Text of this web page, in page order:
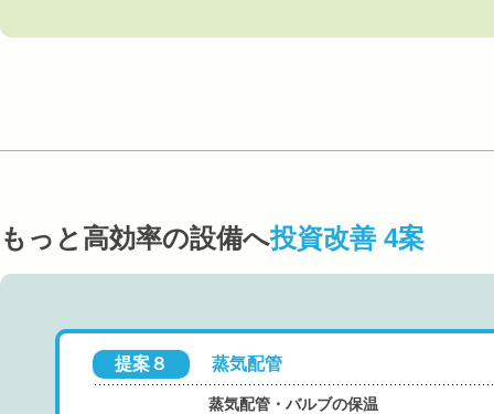
もっと高効率の設備へ投資改善 4案
提案８ 蒸気配管
蒸気配管・バルブの保温